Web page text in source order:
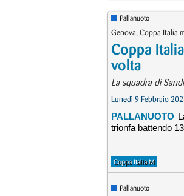
Pallanuoto
Genova, Coppa Italia
Coppa
volta
La squadra di
Lunedì 9 Febbraio
PALLANUOTO
trionfa battendo
Coppa Italia M
Pallanuoto